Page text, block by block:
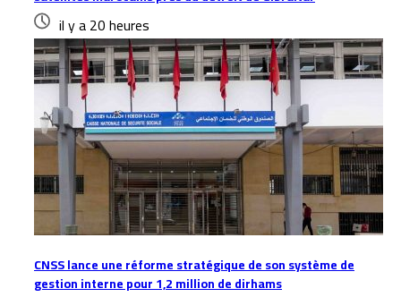
il y a 20 heures
CNSS lance une réforme stratégique de son système de
gestion interne pour 1,2 million de dirhams